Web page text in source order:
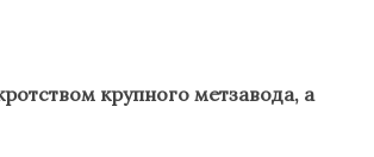
крупного метзавода, а